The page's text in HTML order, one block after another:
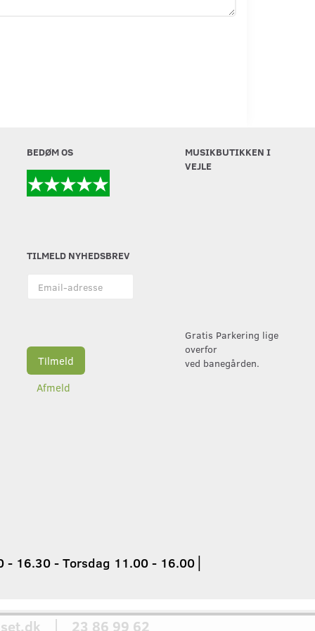
BEDØM OS
TILMELD NYHEDSBREV
adresse
Tilmeld
Afmeld
MUSIKBUTIKKEN I
VEJLE
Gratis Parkering lige
overfor
ved banegården.
- 16.30 - Torsdag 11.00 - 16.00
│ 23 86 99 62